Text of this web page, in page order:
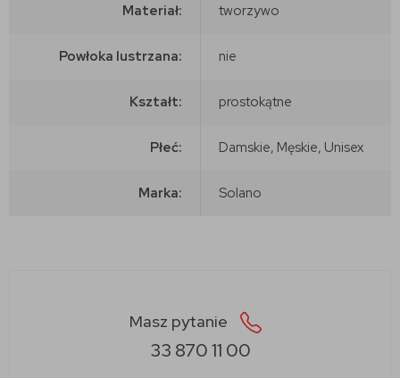
Materiał: tworzywo
Powłoka lustrzana: nie
Kształt: prostokątne
Płeć: Damskie, Męskie, Unisex
Marka: Solano
Masz pytanie
33 870 11 00